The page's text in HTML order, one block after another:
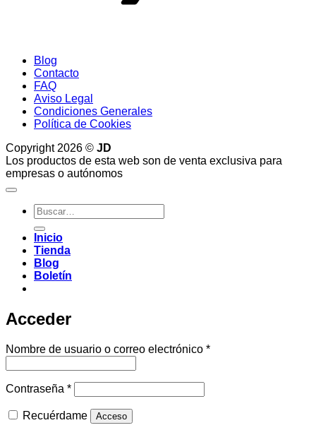
Blog
Contacto
FAQ
Aviso Legal
Condiciones Generales
Política de Cookies
Copyright 2026 © JD
Los productos de esta web son de venta exclusiva para
empresas o autónomos
Buscar
por:
Inicio
Tienda
Blog
Boletín
Acceder
Nombre de usuario o correo electrónico *Obligatorio
Contraseña *Obligatorio
Recuérdame Acceso